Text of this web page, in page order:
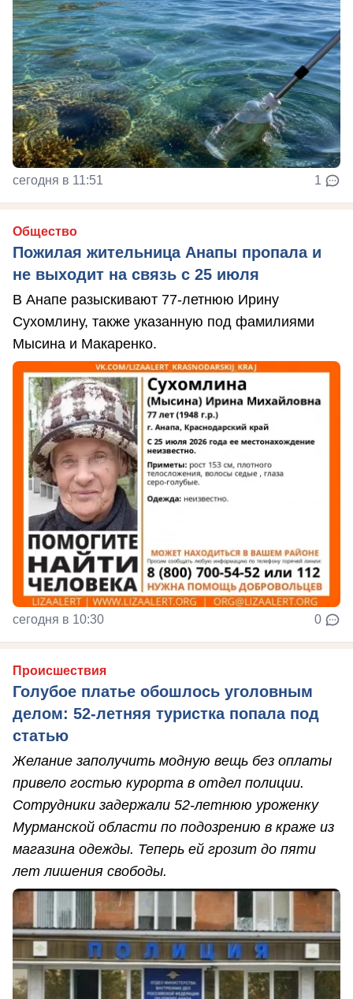
сегодня в 11:51 1
Общество
Пожилая жительница Анапы пропала и
не выходит на связь с 25 июля
В Анапе разыскивают 77-летнюю Ирину
Сухомлину, также указанную под фамилиями
Мысина и Макаренко.
сегодня в 10:30 0
Происшествия
Голубое платье обошлось уголовным
делом: 52-летняя туристка попала под
статью
Желание заполучить модную вещь без оплаты
привело гостью курорта в отдел полиции.
Сотрудники задержали 52-летнюю уроженку
Мурманской области по подозрению в краже из
магазина одежды. Теперь ей грозит до пяти
лет лишения свободы.